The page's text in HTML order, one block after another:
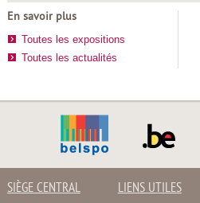
En savoir plus
Toutes les expositions
Toutes les actualités
SIÈGE CENTRAL LIENS UTILES